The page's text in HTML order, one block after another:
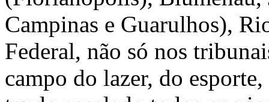
Campinas e Guarulhos),
Federal, não só nos
campo do lazer, do